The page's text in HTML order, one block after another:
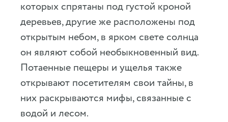
которых спрятаны под густой кроной
деревьев, другие же расположены под
открытым небом, в ярком свете солнца
он являют собой необыкновенный вид.
Потаенные пещеры и ущелья также
открывают посетителям свои тайны, в
них раскрываются мифы, связанные с
водой и лесом.